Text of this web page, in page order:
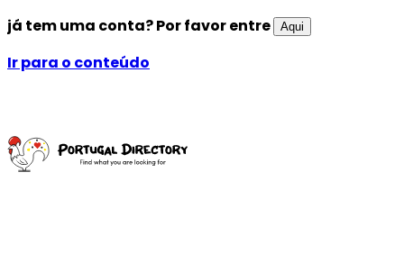
já tem uma conta? Por favor entre
Aqui
Ir para o conteúdo